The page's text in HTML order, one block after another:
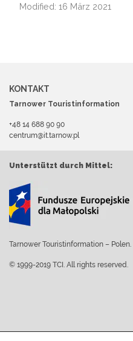
Modified: 16 März 2021
KONTAKT
Tarnower Touristinformation
+48 14 688 90 90
centrum@it.tarnow.pl
Unterstützt durch Mittel:
Tarnower Touristinformation – Polen.
© 1999-2019 TCI. All rights reserved.